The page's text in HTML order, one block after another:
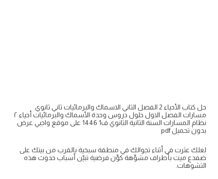
حل كتاب الأحياء 2 الفصل الثاني الاسماك والبرمائيات ثاني ثانوي
مسارات الفصل الاول حلول دروس وحدة الأسماك والبرمائيات أحياء ٢
نظام المسارات السنة الثانية الثانوي ف1 1446 على موقع واجبي عرض
بدون تحميل pdf
لعلك عثرت في أثناء تجوالك في منطقة سبخية بالقرب من بيتك على
ضفدع ميت بأطراف مشوَّهة كوِّن فرضية تبيّن أسباب حدوث هذه
التشوهات.